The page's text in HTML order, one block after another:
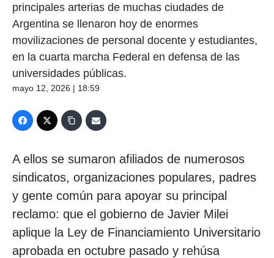
principales arterias de muchas ciudades de
Argentina se llenaron hoy de enormes
movilizaciones de personal docente y estudiantes,
en la cuarta marcha Federal en defensa de las
universidades públicas.
mayo 12, 2026 | 18:59
A ellos se sumaron afiliados de numerosos
sindicatos, organizaciones populares, padres
y gente común para apoyar su principal
reclamo: que el gobierno de Javier Milei
aplique la Ley de Financiamiento Universitario
aprobada en octubre pasado y rehúsa